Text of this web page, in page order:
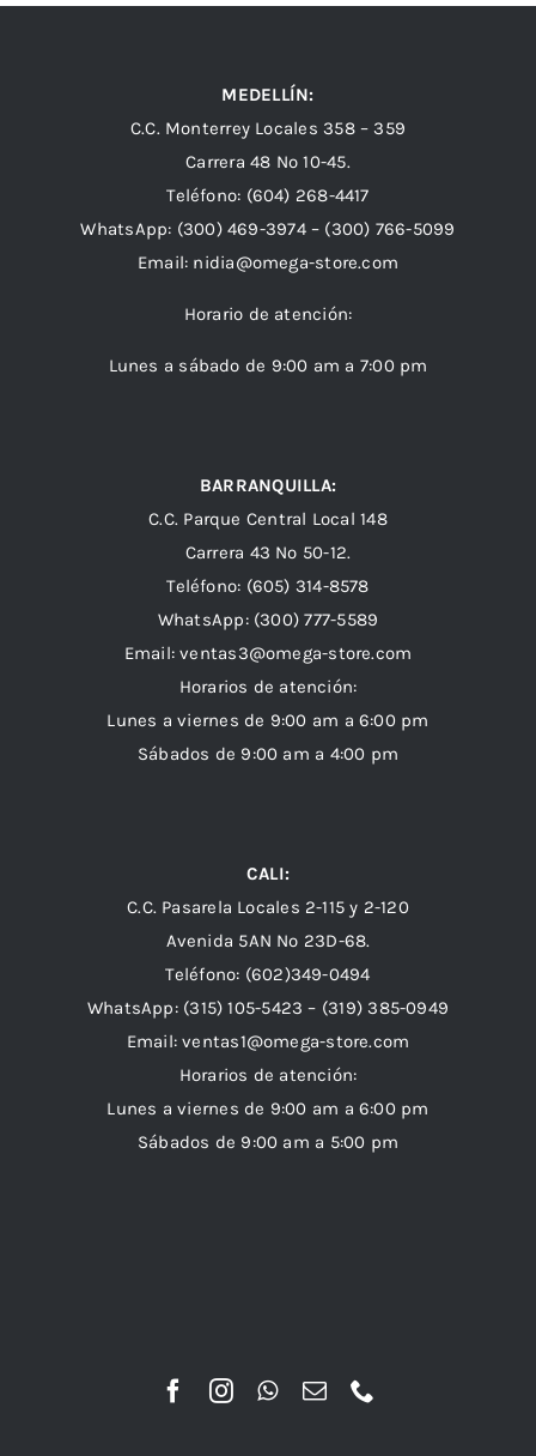
MEDELLÍN:
C.C. Monterrey Locales 358 – 359
Carrera 48 Nº 10-45.
Teléfono: (604) 268-4417
WhatsApp: (300) 469-3974 – (300) 766-5099
Email: nidia@omega-store.com
Horario de atención:
Lunes a sábado de 9:00 am a 7:00 pm
BARRANQUILLA:
C.C. Parque Central Local 148
Carrera 43 Nº 50-12.
Teléfono: (605) 314-8578
WhatsApp: (300) 777-5589
Email: ventas3@omega-store.com
Horarios de atención:
Lunes a viernes de 9:00 am a 6:00 pm
Sábados de 9:00 am a 4:00 pm
CALI:
C.C. Pasarela Locales 2-115 y 2-120
Avenida 5AN Nº 23D-68.
Teléfono: (602)349-0494
WhatsApp: (315) 105-5423 – (319) 385-0949
Email:ventas1@omega-store.com
Horarios de atención:
Lunes a viernes de 9:00 am a 6:00 pm
Sábados de 9:00 am a 5:00 pm